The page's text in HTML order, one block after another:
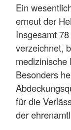
Ein
erneut der
Insgesamt
verzeichnet,
medizinische
Besonders
für die
der